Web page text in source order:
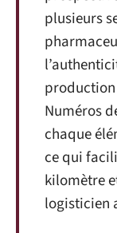
plusieurs
Numéros
chaque
ce qui
kilomètre
logisticien